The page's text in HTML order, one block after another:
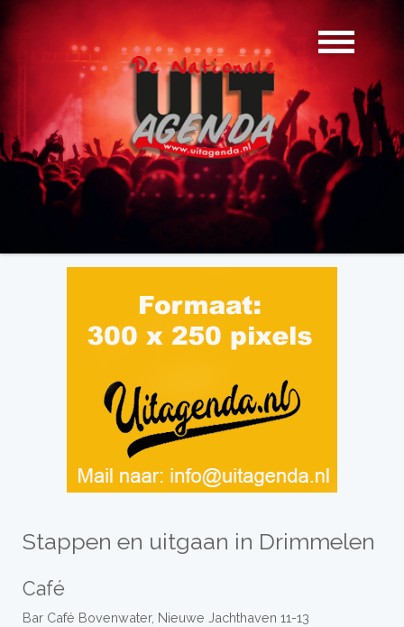
Stappen en uitgaan in Drimmelen
Café
Bar Café Bovenwater, Nieuwe Jachthaven 11-13